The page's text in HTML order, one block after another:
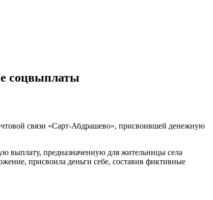
соцвыплаты
связи «Сарт-Абдрашево», присвоившей денежную
выплату, предназначенную для жительницы села
присвоила деньги себе, составив фиктивные